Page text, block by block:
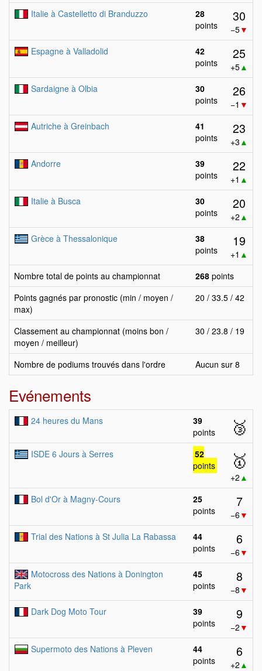
Italie à Castelletto di Branduzzo
28
points
30
−5▼
Espagne à Valladolid
42
points
25
+5▲
Sardaigne à Olbia
30
points
26
−1 ▼
Autriche à Greinbach
41
points
23
+3 ▲
Andorre
39
points
22
+1 ▲
Italie à Busca
30
points
20
+2 ▲
Grèce à Thessalonique
38
points
19
+1 ▲
Nombre total de points au championnat
268 points
Points gagnés par pronostic (min / moyen /
max)
20 / 33.5 / 42
Classement au championnat (moins bon /
moyen / meilleur)
30 / 23.8 / 19
Nombre de podiums trouvés dans l'ordre Aucun sur 8
Evénements
24 heures du Mans
39
points
🥉
ISDE 6 Jours à Serres
52
points
🥇
+2 ▲
Bol d'Or à Magny-Cours
25
points
7
−6▼
Trial des Nations à St Julia La Rabassa
44
points
6
−6▼
Motocross des Nations à Donington
Park
45
points
8
−8 ▼
Dark Dog Moto Tour
39
points
9
−2 ▼
Supermoto des Nations à Pleven
44
points
6
+2 ▲